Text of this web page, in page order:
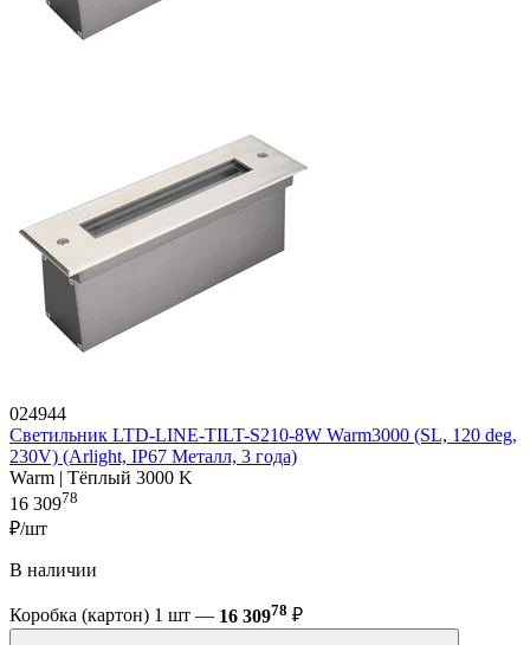
024944
Светильник LTD-LINE-TILT-S210-8W Warm3000 (SL, 120 deg,
230V) (Arlight, IP67 Металл, 3 года)
Warm | Тёплый 3000 K
16 30978
₽/шт
В наличии
Коробка (картон) 1 шт — 16 30978 ₽